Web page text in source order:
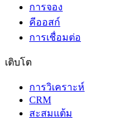
การจอง
คีออสก์
การเชื่อมต่อ
เติบโต
การวิเคราะห์
CRM
สะสมแต้ม